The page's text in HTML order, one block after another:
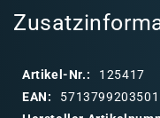
a
b
Artikel-Nr.:
125417
EAN:
5713799203501